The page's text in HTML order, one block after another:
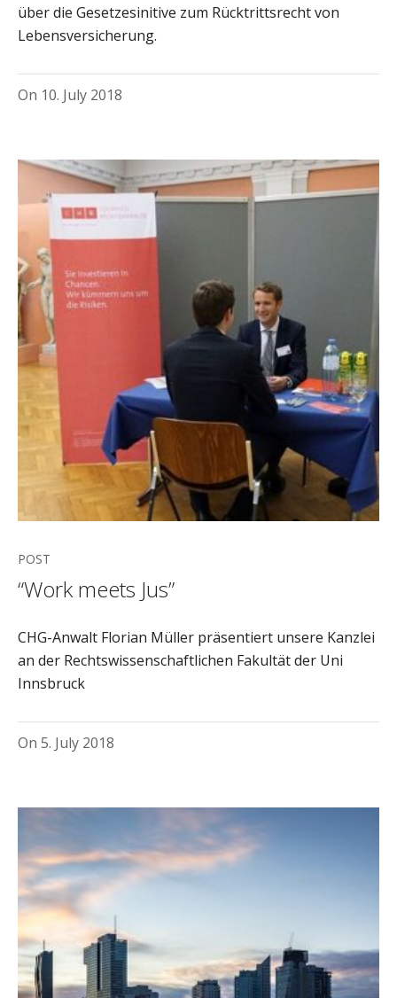
über die Gesetzesinitive zum Rücktrittsrecht von
Lebensversicherung.
On 10. July 2018
POST
“Work meets Jus”
CHG-Anwalt Florian Müller präsentiert unsere Kanzlei
an der Rechtswissenschaftlichen Fakultät der Uni
Innsbruck
On 5. July 2018